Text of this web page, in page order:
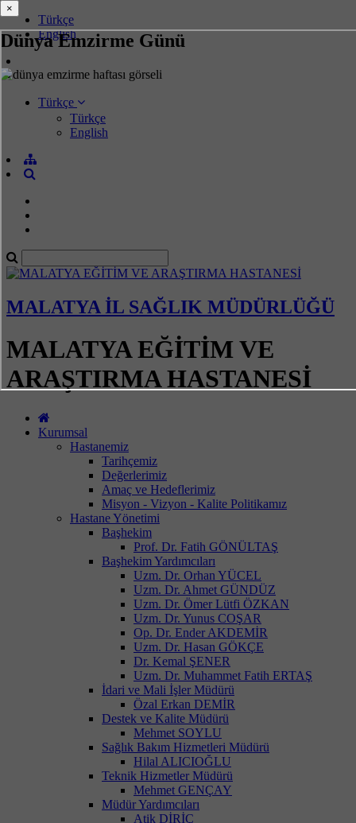
Dünya Emzirme Günü
Türkçe
English
Türkçe
Türkçe
English
MALATYA İL SAĞLIK MÜDÜRLÜĞÜ
MALATYA EĞİTİM VE
ARAŞTIRMA HASTANESİ
Kurumsal
Hastanemiz
Tarihçemiz
Değerlerimiz
Amaç ve Hedeflerimiz
Misyon - Vizyon - Kalite Politikamız
Hastane Yönetimi
Başhekim
Prof. Dr. Fatih GÖNÜLTAŞ
Başhekim Yardımcıları
Uzm. Dr. Orhan YÜCEL
Uzm. Dr. Ahmet GÜNDÜZ
Uzm. Dr. Ömer Lütfi ÖZKAN
Uzm. Dr. Yunus COŞAR
Op. Dr. Ender AKDEMİR
Uzm. Dr. Hasan GÖKÇE
Dr. Kemal ŞENER
Uzm. Dr. Muhammet Fatih ERTAŞ
İdari ve Mali İşler Müdürü
Özal Erkan DEMİR
Destek ve Kalite Müdürü
Mehmet SOYLU
Sağlık Bakım Hizmetleri Müdürü
Hilal ALICIOĞLU
Teknik Hizmetler Müdürü
Mehmet GENÇAY
Müdür Yardımcıları
Atik DİRİÇ
×